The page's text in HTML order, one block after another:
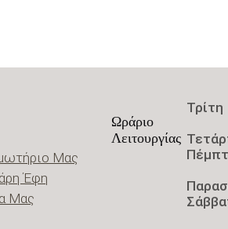
Μας
Έφη
Μας
Ωράριο
Λειτουργίας
Τρίτη